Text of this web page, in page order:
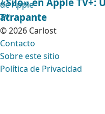
atrapante
© 2026 Carlost
Contacto
Sobre este sitio
Política de Privacidad